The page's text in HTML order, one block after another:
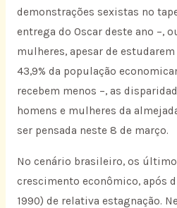
demonstrações sexistas no
entrega do Oscar deste ano –,
mulheres, apesar de
43,9% da população
recebem menos –, as
homens e mulheres da
ser pensada neste 8 de março.
No cenário brasileiro, os
crescimento econômico, após
1990) de relativa estagnação.